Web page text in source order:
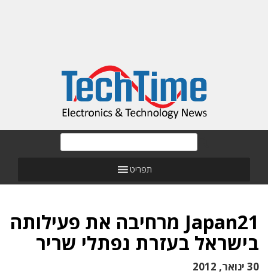
תפריט
Japan21 מרחיבה את פעילותה
בישראל בעזרת נפתלי שריר
30 ינואר, 2012